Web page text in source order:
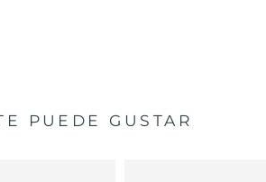
PUEDE GUSTAR